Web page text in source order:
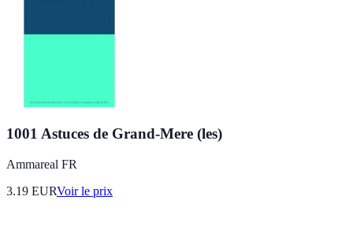
1001 Astuces de Grand-Mere (les)
Ammareal FR
3.19 EURVoir le prix